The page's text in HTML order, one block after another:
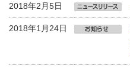
2018年2月5日
2018年1月24日